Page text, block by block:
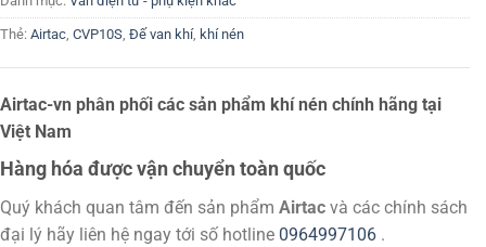
Thẻ: Airtac, CVP10S, Đế van khí, khí nén
Airtac-vn phân phối các sản phẩm khí nén chính hãng tại
Việt Nam
Hàng hóa được vận chuyển toàn quốc
Quý khách quan tâm đến sản phẩm Airtac và các chính sách
đại lý hãy liên hệ ngay tới số hotline 0964997106 .